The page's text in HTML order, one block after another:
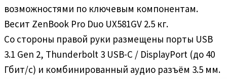
возможностями по ключевым компонентам.
Весит ZenBook Pro Duo UX581GV 2.5 кг.
Со стороны правой руки размещены порты USB
3.1 Gen 2, Thunderbolt 3 USB-C / DisplayPort (до 40
Гбит/с) и комбинированный аудио разъём 3.5 мм.